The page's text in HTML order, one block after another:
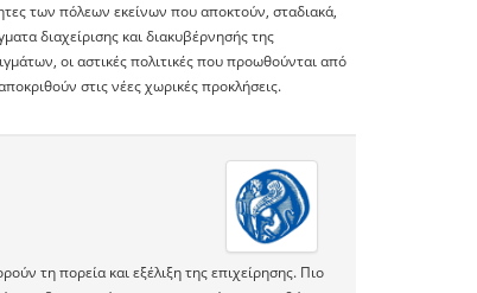
των πόλεων εκείνων που αποκτούν, σταδιακά,
διαχείρισης και διακυβέρνησής της
οι αστικές πολιτικές που προωθούνται από
στις νέες χωρικές προκλήσεις.
τη πορεία και εξέλιξη της επιχείρησης. Πιο